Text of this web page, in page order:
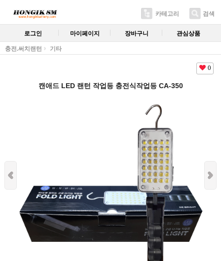
카테고리 검색
로그인 마이페이지 장바구니 관심상품
충전.써치랜턴 기타
0
캔애드 LED 랜턴 작업등 충전식작업등 CA-350